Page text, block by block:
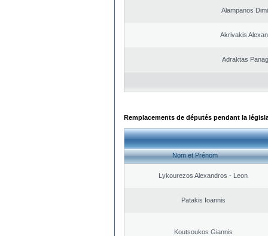
Alampanos
Akrivakis
Adraktas
Remplacements de députés pendant la
Nom et Prénom
Lykourezos Alexandros - Leon
Patakis Ioannis
Koutsoukos Giannis